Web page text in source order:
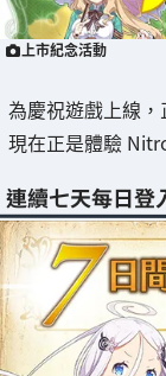
上市紀念活動
為慶祝遊戲上線
現在正是體驗
連續七天每日登